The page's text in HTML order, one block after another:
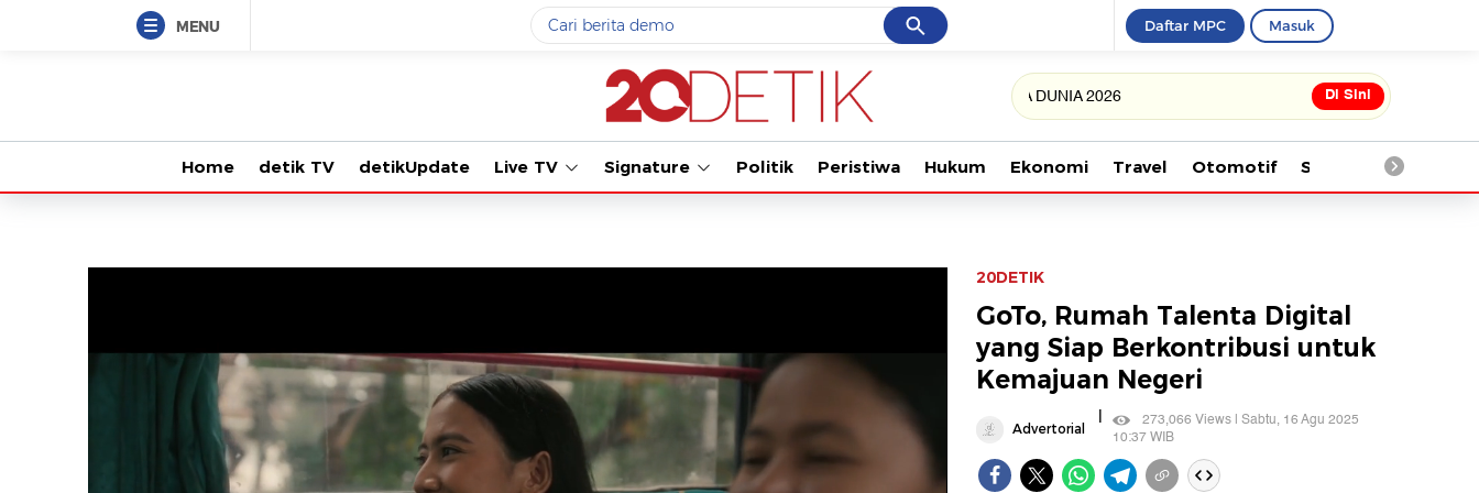
MENU Cancel
Yang sedang ramai dicari
gempa hari ini
#3iran
#5prabowo
Terakhir yang dicari
Loading...
Daftar MPC Masuk
Tonton kabar terbaru PIALA DUNIA 2026 Di Sini
Home detik TV detikUpdate Live TV Signature Politik Peristiwa Hukum Ekonomi Travel Otomotif Saintek
20DETIK
GoTo, Rumah Talenta Digital
yang Siap Berkontribusi untuk
Kemajuan Negeri
Advertorial|
273,066 Views | Sabtu, 16 Agu 2025
10:37 WIB